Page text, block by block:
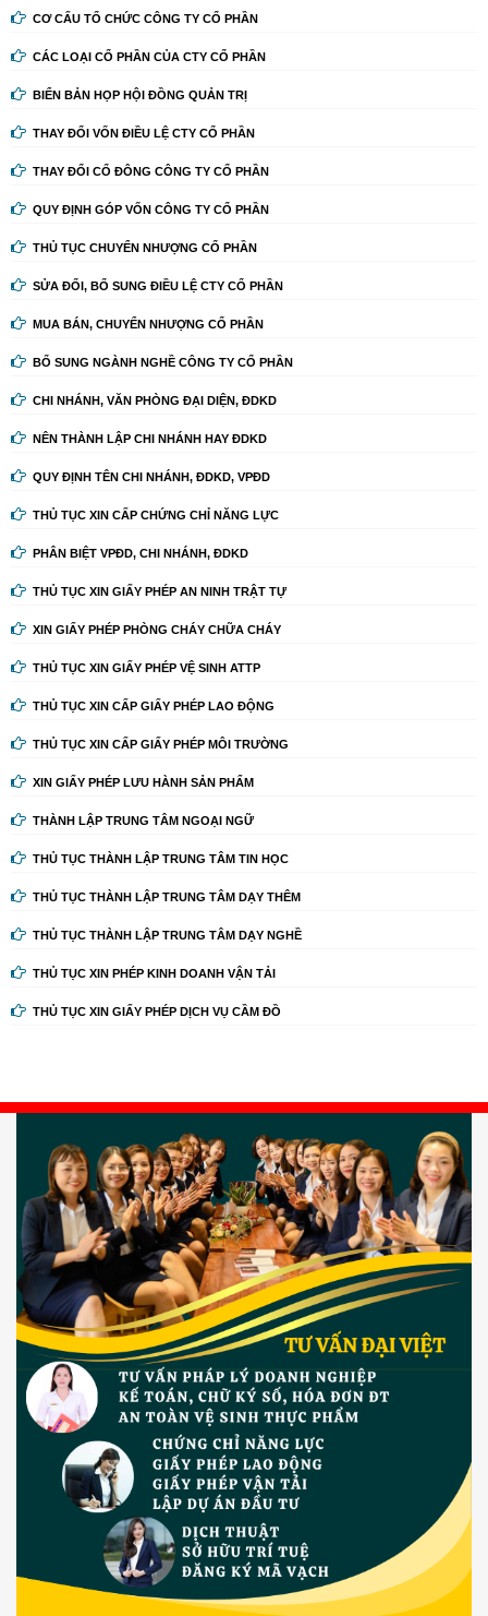
CƠ CẤU TỔ CHỨC CÔNG TY CỔ PHẦN
CÁC LOẠI CỔ PHẦN CỦA CTY CỔ PHẦN
BIỂN BẢN HỌP HỘI ĐỒNG QUẢN TRỊ
THAY ĐỔI VỐN ĐIỀU LỆ CTY CỔ PHẦN
THAY ĐỔI CỔ ĐÔNG CÔNG TY CỔ PHẦN
QUY ĐỊNH GÓP VỐN CÔNG TY CỔ PHẦN
THỦ TỤC CHUYỂN NHƯỢNG CỔ PHẦN
SỬA ĐỔI, BỔ SUNG ĐIỀU LỆ CTY CỔ PHẦN
MUA BÁN, CHUYỂN NHƯỢNG CỔ PHẦN
BỔ SUNG NGÀNH NGHỀ CÔNG TY CỔ PHẦN
CHI NHÁNH, VĂN PHÒNG ĐẠI DIỆN, ĐDKD
NÊN THÀNH LẬP CHI NHÁNH HAY ĐDKD
QUY ĐỊNH TÊN CHI NHÁNH, ĐDKD, VPĐD
THỦ TỤC XIN CẤP CHỨNG CHỈ NĂNG LỰC
PHÂN BIỆT VPĐD, CHI NHÁNH, ĐDKD
THỦ TỤC XIN GIẤY PHÉP AN NINH TRẬT TỰ
XIN GIẤY PHÉP PHÒNG CHÁY CHỮA CHÁY
THỦ TỤC XIN GIẤY PHÉP VỆ SINH ATTP
THỦ TỤC XIN CẤP GIẤY PHÉP LAO ĐỘNG
THỦ TỤC XIN CẤP GIẤY PHÉP MÔI TRƯỜNG
XIN GIẤY PHÉP LƯU HÀNH SẢN PHẨM
THÀNH LẬP TRUNG TÂM NGOẠI NGỮ
THỦ TỤC THÀNH LẬP TRUNG TÂM TIN HỌC
THỦ TỤC THÀNH LẬP TRUNG TÂM DẠY THÊM
THỦ TỤC THÀNH LẬP TRUNG TÂM DẠY NGHỀ
THỦ TỤC XIN PHÉP KINH DOANH VẬN TẢI
THỦ TỤC XIN GIẤY PHÉP DỊCH VỤ CẦM ĐỒ